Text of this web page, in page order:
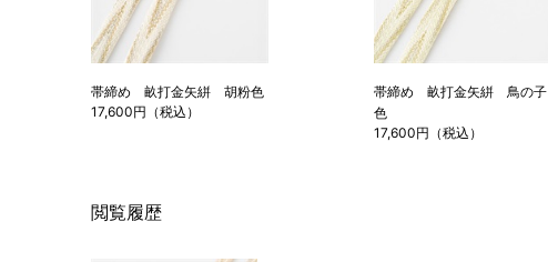
帯締め 畝打金矢絣 胡粉色
17,600円（税込）
帯締め 畝打金矢絣 鳥の子
色
17,600円（税込）
閲覧履歴